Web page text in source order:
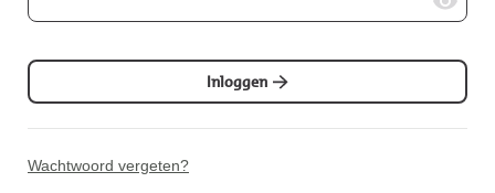
Inloggen
Wachtwoord vergeten?